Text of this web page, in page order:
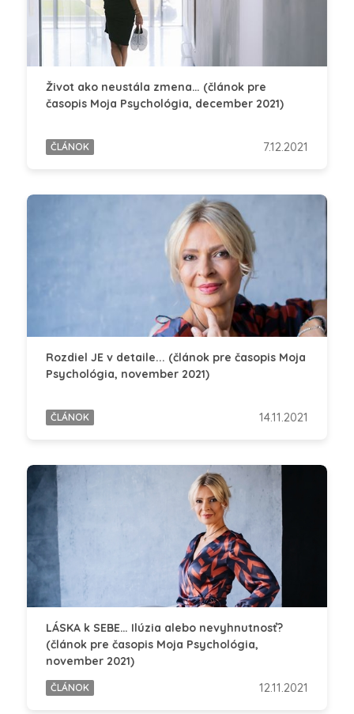
Život ako neustála zmena… (článok pre
časopis Moja Psychológia, december 2021)
ČLÁNOK 7.12.2021
Rozdiel JE v detaile... (článok pre časopis Moja
Psychológia, november 2021)
ČLÁNOK 14.11.2021
LÁSKA k SEBE… Ilúzia alebo nevyhnutnosť?
(článok pre časopis Moja Psychológia,
november 2021)
ČLÁNOK 12.11.2021